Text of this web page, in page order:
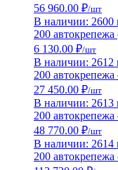
56 960.00 ₽/шт
В наличии: 2600
200
6 130.00 ₽/шт
В наличии: 2612
200
27 450.00 ₽/шт
В наличии: 2613
200
48 770.00 ₽/шт
В наличии: 2614
200